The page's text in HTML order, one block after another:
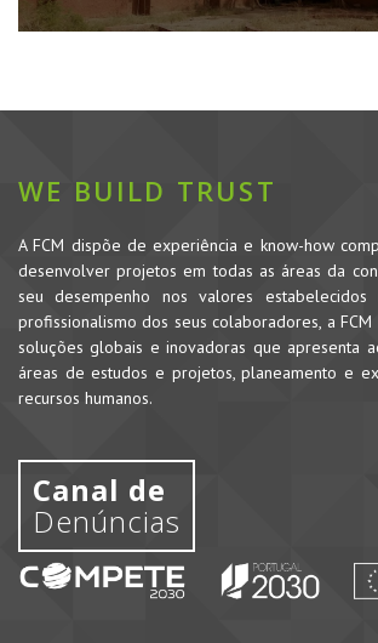
WE BUILD TRUST
A FCM dispõe de experiência e know-how
desenvolver projetos em todas as áreas da
seu desempenho nos valores
profissionalismo dos seus colaboradores, a
soluções globais e inovadoras que apresenta
áreas de estudos e projetos, planeamento e
recursos humanos.
Canal de
Denúncias